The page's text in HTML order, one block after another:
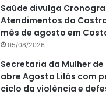
Saúde divulga
Atendimentos do
mês de agosto em
05/08/2026
Secretaria da Mulher de
abre Agosto Lilás com
ciclo da violência e